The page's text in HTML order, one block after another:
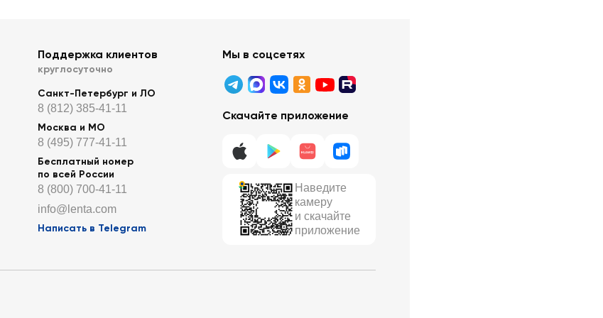
Поддержка клиентов
круглосуточно
Санкт-Петербург и ЛО
8 (812) 385-41-11
Москва и МО
8 (495) 777-41-11
Бесплатный номер
по всей России
8 (800) 700-41-11
info@lenta.com
Написать в Telegram
Мы в соцсетях
Скачайте приложение
Наведите
камеру
и скачайте
приложение